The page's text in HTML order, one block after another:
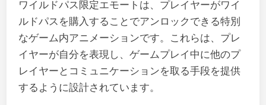
ワイルドパス限定エモートは、プレイヤーがワイ
ルドパスを購入することでアンロックできる特別
なゲーム内アニメーションです。これらは、プレ
イヤーが自分を表現し、ゲームプレイ中に他のプ
レイヤーとコミュニケーションを取る手段を提供
するように設計されています。